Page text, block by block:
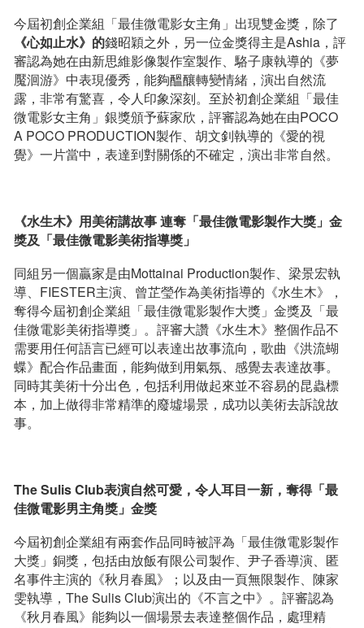
今屆初創企業組「最佳微電影女主角」出現雙金獎，除了
《心如止水》的錢昭穎之外，另一位金獎得主是Ashia，評
審認為她在由新思維影像製作室製作、駱⼦康執導的《夢
魘洄游》中表現優秀，能夠醞釀轉變情緒，演出自然流
露，非常有驚喜，令人印象深刻。至於初創企業組「最佳
微電影女主角」銀獎頒予蘇家欣，評審認為她在由POCO
A POCO PRODUCTION製作、胡文釗執導的《愛的視
覺》一片當中，表達到對關係的不確定，演出非常自然。
《水生木》用美術講故事連奪「最佳微電影製作大獎」金
獎及 「最佳微電影美術指導獎」
同組另一個贏家是由Mottainai Production製作、梁景宏執
導、FIESTER主演、曾芷瑩作為美術指導的《水生木》，
奪得今屆初創企業組「最佳微電影製作大獎」金獎及「最
佳微電影美術指導獎」。評審大讚《水生木》整個作品不
需要用任何語言已經可以表達出故事流向，歌曲《洪流蝴
蝶》配合作品畫面，能夠做到用氣氛、感覺去表達故事。
同時其美術十分出色，包括利用做起來並不容易的昆蟲標
本，加上做得非常精準的廢墟場景，成功以美術去訴說故
事。
The Sulis Club表演自然可愛，令人耳目一新，奪得「最
佳微電影男主角獎」金獎
今屆初創企業組有兩套作品同時被評為「最佳微電影製作
大獎」銅獎，包括由放飯有限公司製作、尹子香導演、匿
名事件主演的《秋月春風》；以及由一頁無限製作、陳家
雯執導，The Sulis Club演出的《不言之中》。評審認為
《秋月春風》能夠以一個場景去表達整個作品，處理精